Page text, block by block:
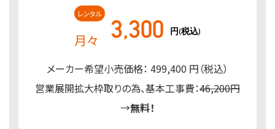
レンタル
月々 3,300 円(税込)
メーカー希望小売価格： 499,400 円（税込）
営業展開拡大枠取りの為、基本工事費：46,200円
→無料！